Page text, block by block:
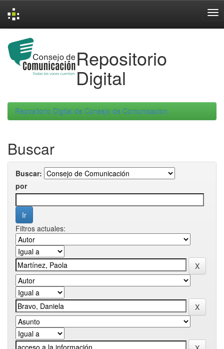
navigation
Repositorio
Digital
Repositorio Digital de Consejo de Comunicacion
Buscar
Buscar:
por
Filtros actuales: